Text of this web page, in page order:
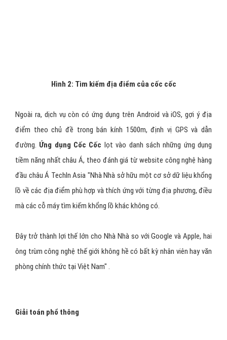
Hình 2: Tìm kiếm địa điểm của cốc cốc
Ngoài ra, dịch vụ còn có ứng dụng trên Android và iOS, gợi ý địa
điểm theo chủ đề trong bán kính 1500m, định vị GPS và dẫn
đường. Ứng dụng Cốc Cốc lọt vào danh sách những ứng dụng
tiềm năng nhất châu Á, theo đánh giá từ website công nghệ hàng
đầu châu Á TechIn Asia "Nhà Nhà sở hữu một cơ sở dữ liệu khổng
lồ về các địa điểm phù hợp và thích ứng với từng địa phương, điều
mà các cỗ máy tìm kiếm khổng lồ khác không có.
Đây trở thành lợi thế lớn cho Nhà Nhà so với Google và Apple, hai
ông trùm công nghệ thế giới không hề có bất kỳ nhân viên hay văn
phòng chính thức tại Việt Nam" .
Giải toán phổ thông